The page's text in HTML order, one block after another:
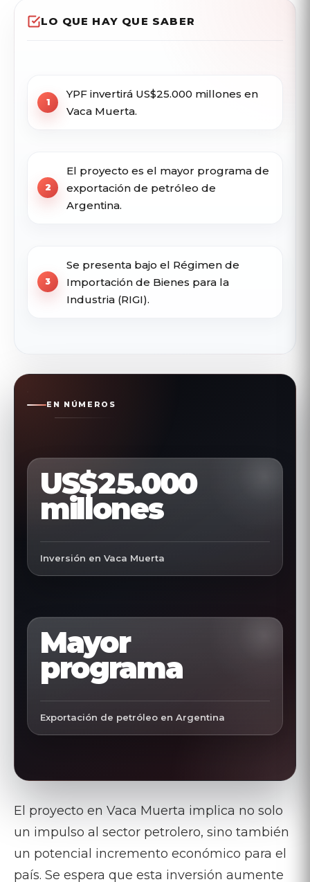
LO QUE HAY QUE SABER
YPF invertirá US$25.000 millones en
Vaca Muerta.
El proyecto es el mayor programa de
exportación de petróleo de
Argentina.
Se presenta bajo el Régimen de
Importación de Bienes para la
Industria (RIGI).
EN NÚMEROS
US$25.000
millones
Inversión en Vaca Muerta
Mayor
programa
Exportación de petróleo en Argentina
El proyecto en Vaca Muerta implica no solo
un impulso al sector petrolero, sino también
un potencial incremento económico para el
país. Se espera que esta inversión aumente